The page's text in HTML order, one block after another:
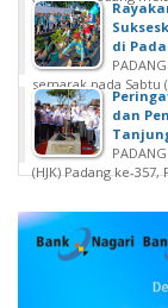
di
semarak pada Sabtu
dan
(HJK) Padang ke-